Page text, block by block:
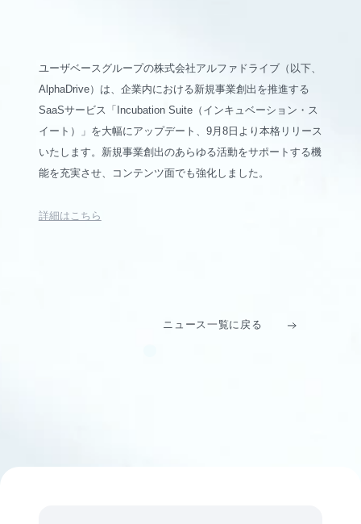
ユーザベースグループの株式会社アルファドライブ（以下、
AlphaDrive）は、企業内における新規事業創出を推進する
SaaSサービス「Incubation Suite（インキュベーション・ス
イート）」を大幅にアップデート、9月8日より本格リリース
いたします。新規事業創出のあらゆる活動をサポートする機
能を充実させ、コンテンツ面でも強化しました。
詳細はこちら
ニュース一覧に戻る